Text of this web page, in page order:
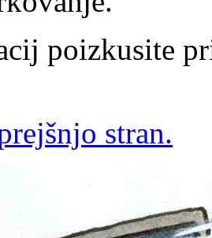
poizkusite
stran.